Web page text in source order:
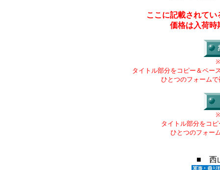
ここに記載されて
価格は入荷時
タイトル部分をコピー＆ペー
ひとつのフォーム
タイトル部分をコ
ひとつのフォー
■ 西